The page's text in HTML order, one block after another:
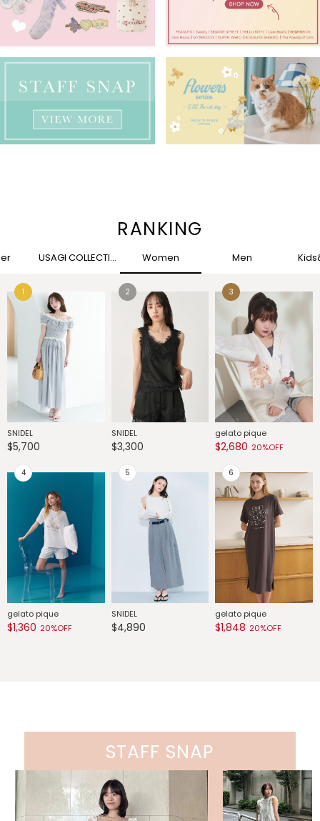
RANKING
USAGI COLLECTION Women Men
SNIDEL
$5,700
SNIDEL
$3,300
gelato pique
$2,680 20%OFF
gelato pique
$1,360 20%OFF
SNIDEL
$4,890
gelato pique
$1,848 20%OFF
STAFF SNAP